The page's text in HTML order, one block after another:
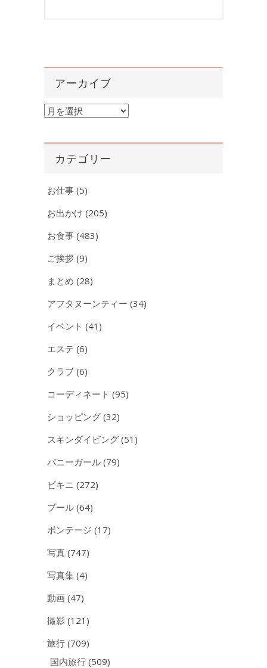
アーカイブ
ア
カ
カテゴリー
お仕事 (5)
お出かけ (205)
お食事 (483)
ご挨拶 (9)
まとめ (28)
アフタヌーンティー (34)
イベント (41)
エステ (6)
クラブ (6)
コーディネート (95)
ショッピング (32)
スキンダイビング (51)
バニーガール (79)
ビキニ (272)
プール (64)
ボンテージ (17)
写真 (747)
写真集 (4)
動画 (47)
撮影 (121)
旅行 (709)
国内旅行 (509)